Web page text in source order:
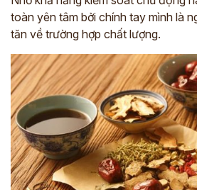
toàn yên tâm bởi chính tay mình là
tăn về trường hợp chất lượng.